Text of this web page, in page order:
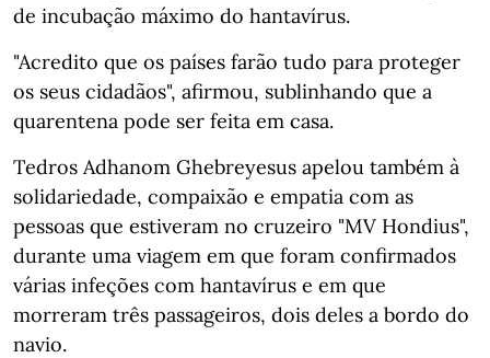
de incubação máximo do hantavírus.
"Acredito que os países farão tudo para proteger
os seus cidadãos", afirmou, sublinhando que a
quarentena pode ser feita em casa.
Tedros Adhanom Ghebreyesus apelou também à
solidariedade, compaixão e empatia com as
pessoas que estiveram no cruzeiro "MV Hondius",
durante uma viagem em que foram confirmados
várias infeções com hantavírus e em que
morreram três passageiros, dois deles a bordo do
navio.